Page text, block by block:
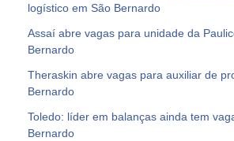
logístico em São Bernardo
Assaí abre vagas para unidade da
Bernardo
Theraskin abre vagas para auxiliar de
Bernardo
Toledo: líder em balanças ainda tem
Bernardo